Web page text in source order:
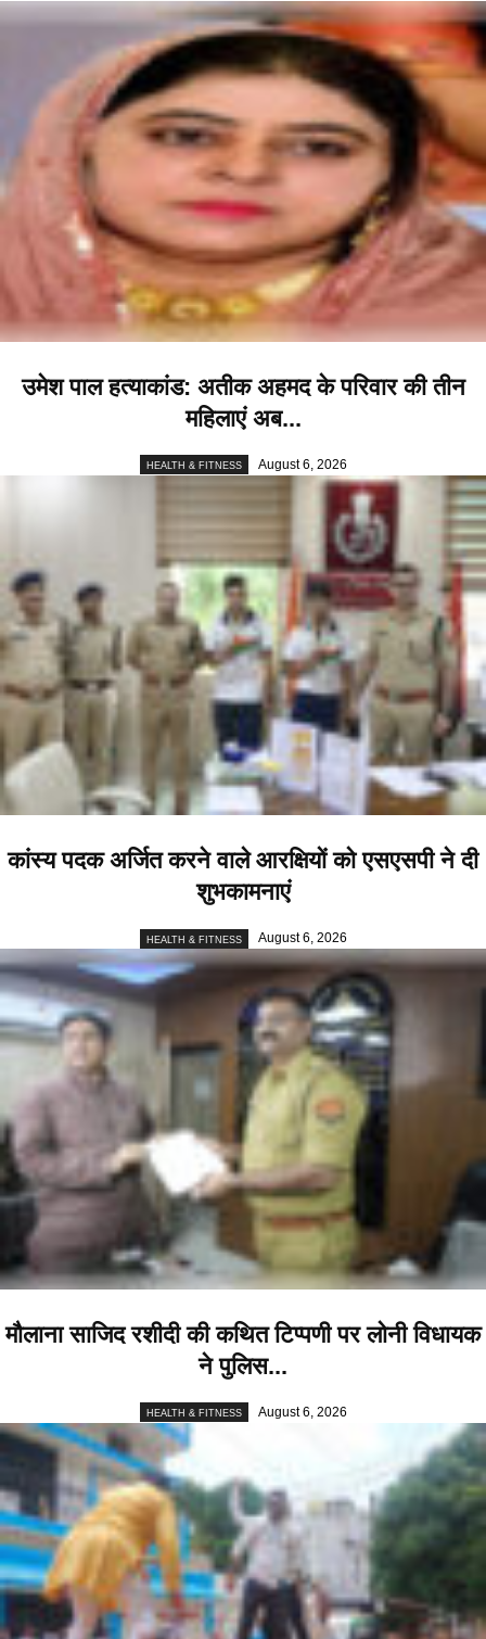
उमेश पाल हत्याकांड: अतीक अहमद के परिवार की तीन
महिलाएं अब...
HEALTH & FITNESS August 6, 2026
कांस्य पदक अर्जित करने वाले आरक्षियों को एसएसपी ने दी
शुभकामनाएं
HEALTH & FITNESS August 6, 2026
मौलाना साजिद रशीदी की कथित टिप्पणी पर लोनी विधायक
ने पुलिस...
HEALTH & FITNESS August 6, 2026